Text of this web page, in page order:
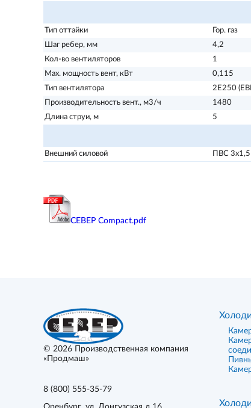
Тип оттайки Гор. газ
Шаг ребер, мм
4,2
Кол-во вентиляторов
1
Max. мощность вент, кВт
0,115
Тип вентилятора
2Е250
Производительность вент., м3/ч
1480
Длина струи, м
5
Внешний силовой ПВС 3х1,5
СЕВЕР Compact.pdf
© 2026
Производственная компания
«Продмаш»
8 (800) 555-35-79